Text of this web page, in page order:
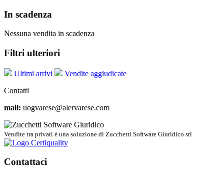
In scadenza
Nessuna vendita in scadenza
Filtri ulteriori
Ultimi arrivi
Vendite aggiudicate
Contatti
mail: uogvarese@alervarese.com
Vendite tra privati è una soluzione di Zucchetti Software Giuridico srl
Contattaci